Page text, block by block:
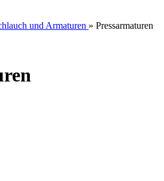
und Armaturen » Pressarmaturen